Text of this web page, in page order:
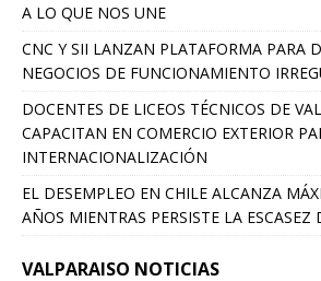
A LO QUE NOS UNE
CNC Y SII LANZAN PLATAFORMA PARA
NEGOCIOS DE FUNCIONAMIENTO
DOCENTES DE LICEOS TÉCNICOS DE
CAPACITAN EN COMERCIO EXTERIOR
INTERNACIONALIZACIÓN
EL DESEMPLEO EN CHILE ALCANZA
AÑOS MIENTRAS PERSISTE LA ESCASEZ
VALPARAISO NOTICIAS